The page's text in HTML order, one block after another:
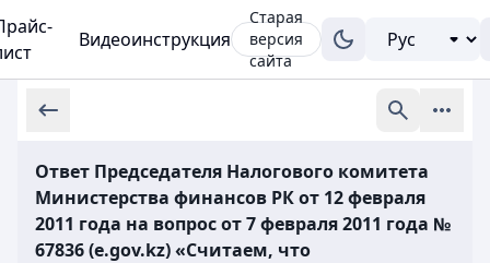
Видеоинструкция
Старая
версия
сайта
Ответ Председателя Налогового комитета
Министерства финансов РК от 12 февраля
2011 года на вопрос от 7 февраля 2011 года №
67836 (e.gov.kz) «Считаем, что